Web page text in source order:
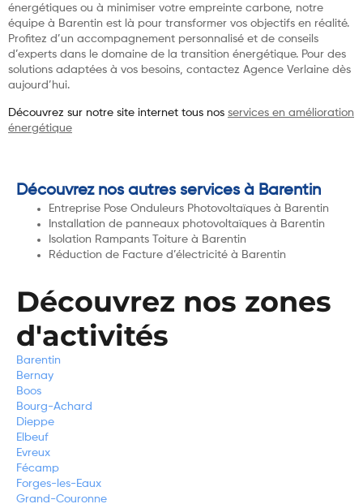
énergétiques ou à minimiser votre empreinte carbone, notre
équipe à Barentin est là pour transformer vos objectifs en réalité.
Profitez d’un accompagnement personnalisé et de conseils
d’experts dans le domaine de la transition énergétique. Pour des
solutions adaptées à vos besoins, contactez Agence Verlaine dès
aujourd’hui.
Découvrez sur notre site internet tous nos services en amélioration
énergétique
Découvrez nos autres services à Barentin
Entreprise Pose Onduleurs Photovoltaïques à Barentin
Installation de panneaux photovoltaïques à Barentin
Isolation Rampants Toiture à Barentin
Réduction de Facture d’électricité à Barentin
Découvrez nos zones
d'activités
Barentin
Bernay
Boos
Bourg-Achard
Dieppe
Elbeuf
Evreux
Fécamp
Forges-les-Eaux
Grand-Couronne